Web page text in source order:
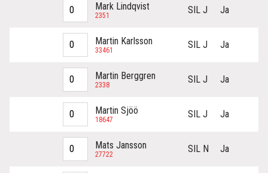
Mark Lindqvist
2351 SIL J Ja
Martin Karlsson
33461 SIL J Ja
Martin Berggren
2338 SIL J Ja
Martin Sjöö
18647 SIL J Ja
Mats Jansson
27722 SIL N Ja